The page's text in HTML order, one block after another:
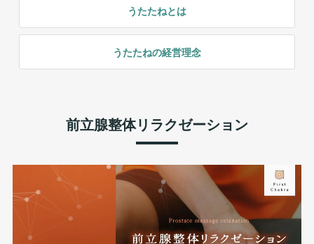
うたたねとは
うたたねの経営理念
前立腺整体リラクゼーション